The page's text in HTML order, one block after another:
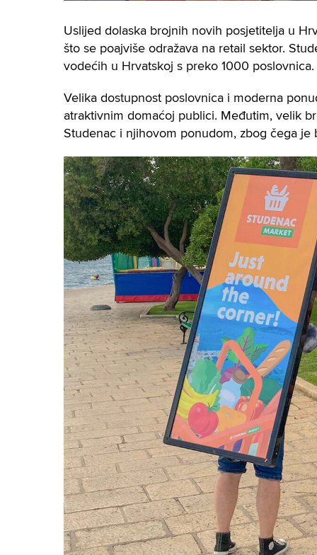
Uslijed dolaska brojnih novih posjetitelja u
što se poajviše odražava na retail sektor.
vodećih u Hrvatskoj s preko 1000 poslovnica.
Velika dostupnost poslovnica i moderna
atraktivnim domaćoj publici. Međutim, velik
Studenac i njihovom ponudom, zbog čega